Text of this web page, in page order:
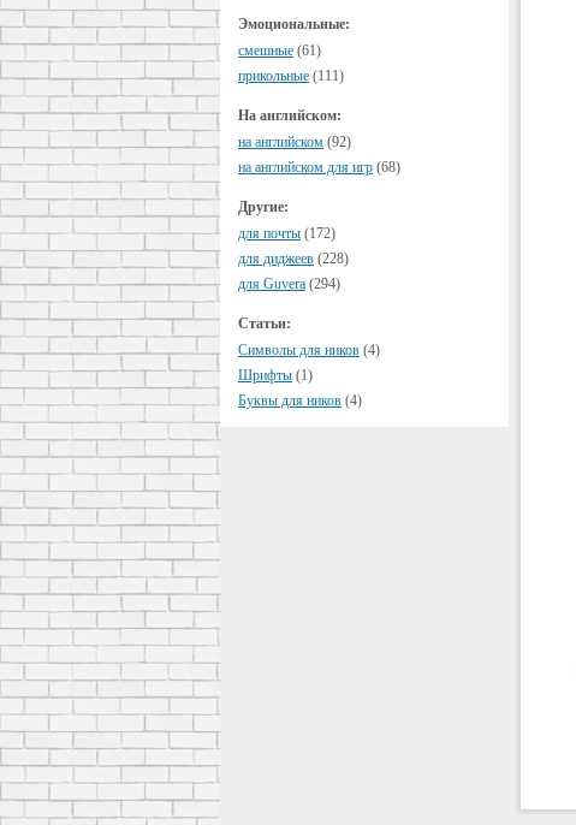
Эмоциональные:
смешные (61)
прикольные (111)
На английском:
на английском (92)
на английском для игр (68)
Другие:
для почты (172)
для диджеев (228)
для Guvera (294)
Статьи:
Символы для ников (4)
Шрифты (1)
Буквы для ников (4)